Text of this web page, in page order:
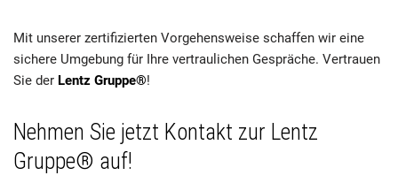
Mit unserer zertifizierten Vorgehensweise schaffen wir eine
sichere Umgebung für Ihre vertraulichen Gespräche. Vertrauen
Sie der Lentz Gruppe®!
Nehmen Sie jetzt Kontakt zur Lentz
Gruppe® auf!